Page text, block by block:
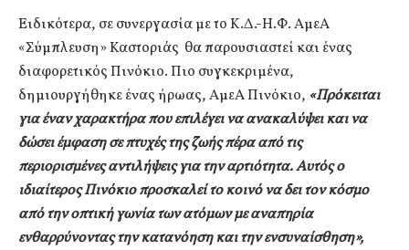
Ειδικότερα, σε συνεργασία με το Κ.Δ.-Η.Φ. ΑμεΑ
«Σύμπλευση» Καστοριάς θα παρουσιαστεί και ένας
διαφορετικός Πινόκιο. Πιο συγκεκριμένα,
δημιουργήθηκε ένας ήρωας, ΑμεΑ Πινόκιο, «Πρόκειται
για έναν χαρακτήρα που επιλέγει να ανακαλύψει και να
δώσει έμφαση σε πτυχές της ζωής πέρα από τις
περιορισμένες αντιλήψεις για την αρτιότητα. Αυτός ο
ιδιαίτερος Πινόκιο προσκαλεί το κοινό να δει τον κόσμο
από την οπτική γωνία των ατόμων με αναπηρία
ενθαρρύνοντας την κατανόηση και την ενσυναίσθηση»,